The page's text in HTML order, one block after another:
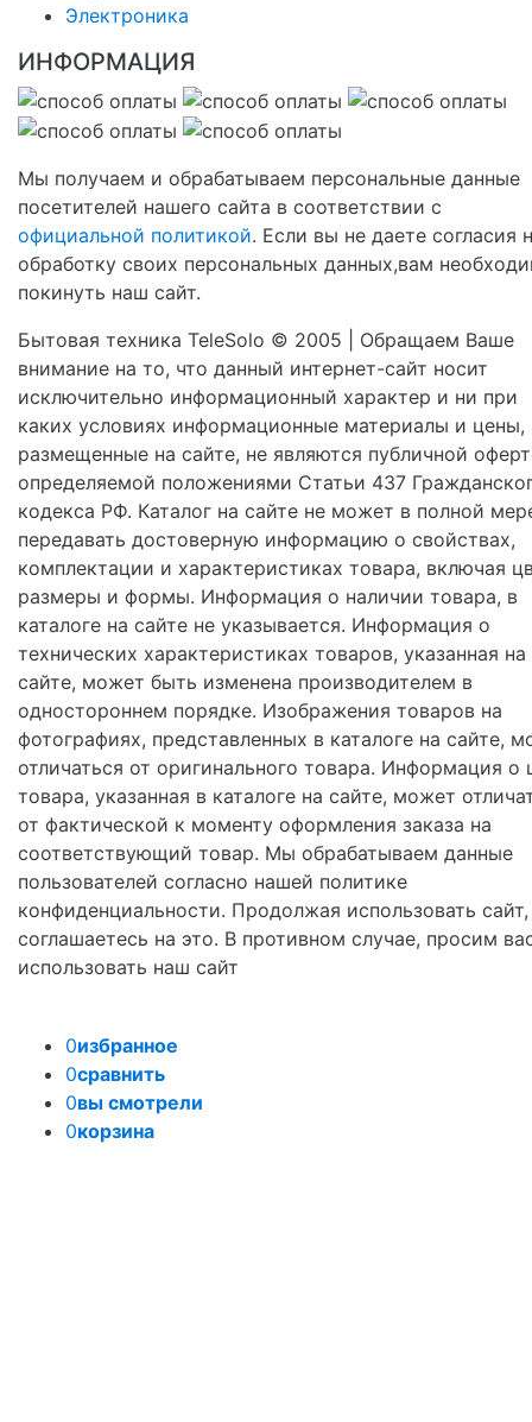
Электроника
ИНФОРМАЦИЯ
Мы получаем и обрабатываем персональные данные
посетителей нашего сайта в соответствии с
официальной политикой. Если вы не даете согласия
обработку своих персональных данных,вам
покинуть наш сайт.
Бытовая техника TeleSolo © 2005 | Обращаем Ваше
внимание на то, что данный интернет-сайт носит
исключительно информационный характер и ни при
каких условиях информационные материалы и цены,
размещенные на сайте, не являются публичной
определяемой положениями Статьи 437
кодекса РФ. Каталог на сайте не может в полной
передавать достоверную информацию о свойствах,
комплектации и характеристиках товара, включая
размеры и формы. Информация о наличии товара, в
каталоге на сайте не указывается. Информация о
технических характеристиках товаров, указанная на
сайте, может быть изменена производителем в
одностороннем порядке. Изображения товаров на
фотографиях, представленных в каталоге на сайте,
отличаться от оригинального товара. Информация о
товара, указанная в каталоге на сайте, может
от фактической к моменту оформления заказа на
соответствующий товар. Мы обрабатываем данные
пользователей согласно нашей политике
конфиденциальности. Продолжая использовать
соглашаетесь на это. В противном случае, просим
использовать наш сайт
0избранное
0сравнить
0вы смотрели
0корзина